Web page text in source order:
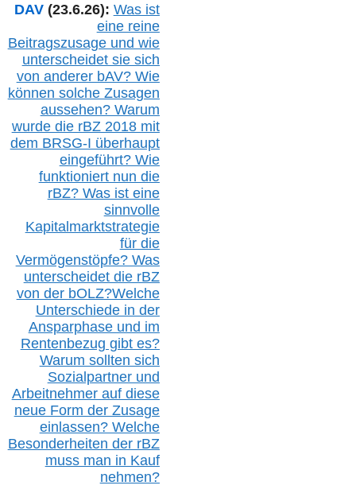
DAV (23.6.26): Was ist
eine reine
Beitragszusage und wie
unterscheidet sie sich
von anderer bAV? Wie
können solche Zusagen
aussehen? Warum
wurde die rBZ2018 mit
dem BRSG-I überhaupt
eingeführt? Wie
funktioniert nun die
rBZ? Was ist eine
sinnvolle
Kapitalmarktstrategie
für die
Vermögenstöpfe? Was
unterscheidet die rBZ
von der bOLZ?Welche
Unterschiede in der
Ansparphase und im
Rentenbezug gibt es?
Warum sollten sich
Sozialpartner und
Arbeitnehmer auf diese
neue Form der Zusage
einlassen? Welche
Besonderheiten der rBZ
muss man in Kauf
nehmen?